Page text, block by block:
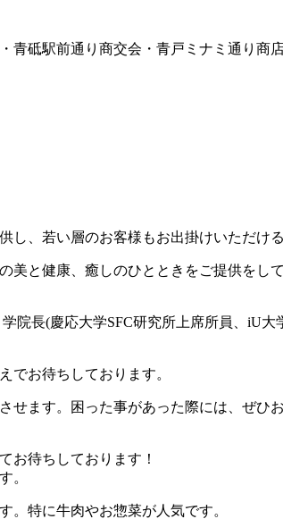
砥駅前通り商交会・青戸ミナミ通り商
、若い層のお客様もお出掛けいただけ
と健康、癒しのひとときをご提供をし
長(慶応大学SFC研究所上席所員、iU
でお待ちしております。
ます。困った事があった際には、ぜひ
お待ちしております！
。
。特に牛肉やお惣菜が人気です。